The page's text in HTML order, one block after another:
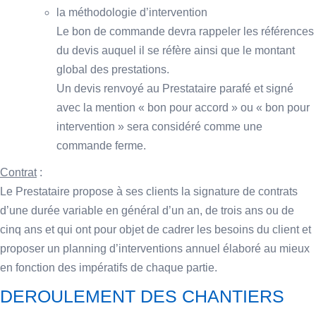
la méthodologie d’intervention
Le bon de commande devra rappeler les références
du devis auquel il se réfère ainsi que le montant
global des prestations.
Un devis renvoyé au Prestataire parafé et signé
avec la mention « bon pour accord » ou « bon pour
intervention » sera considéré comme une
commande ferme.
Contrat:
Le Prestataire propose à ses clients la signature de contrats
d’une durée variable en général d’un an, de trois ans ou de
cinq ans et qui ont pour objet de cadrer les besoins du client et
proposer un planning d’interventions annuel élaboré au mieux
en fonction des impératifs de chaque partie.
DEROULEMENT DES CHANTIERS